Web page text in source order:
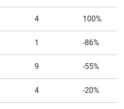
4 100%
1 -86%
9 -55%
4 -20%